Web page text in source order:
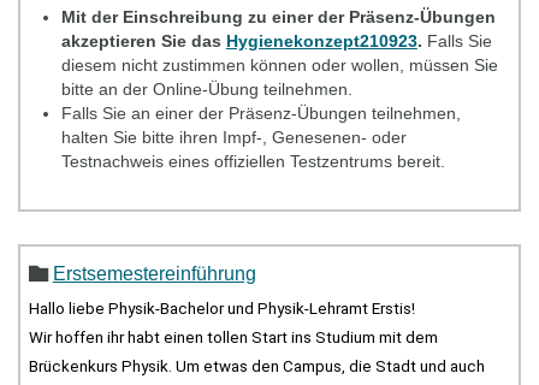
Mit der Einschreibung zu einer der Präsenz-Übungen
akzeptieren Sie das Hygienekonzept210923. Falls Sie
diesem nicht zustimmen können oder wollen, müssen Sie
bitte an der Online-Übung teilnehmen.
Falls Sie an einer der Präsenz-Übungen teilnehmen,
halten Sie bitte ihren Impf-, Genesenen- oder
Testnachweis eines offiziellen Testzentrums bereit.
Erstsemestereinführung
Hallo liebe Physik-Bachelor und Physik-Lehramt Erstis!
Wir hoffen ihr habt einen tollen Start ins Studium mit dem
Brückenkurs Physik. Um etwas den Campus, die Stadt und auch